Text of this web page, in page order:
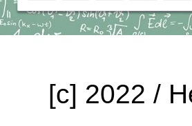
[c] 2022 /